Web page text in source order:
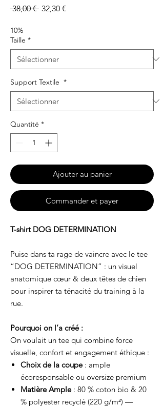
38,00 € Prix
32,30 €
10%
Taille *
Support Textile *
Quantité *
Ajouter au panier
Commander et payer
T-shirt DOG DETERMINATION
Puise dans ta rage de vaincre avec le tee
“DOG DETERMINATION” : un visuel
anatomique cœur & deux têtes de chien
pour inspirer ta ténacité du training à la
rue.
Pourquoi on l’a créé :
On voulait un tee qui combine force
visuelle, confort et engagement éthique :
Choix de la coupe: ample
écoresponsable ou oversize premium
Matière Ample: 80 % coton bio & 20
% polyester recyclé (220 g/m²) —